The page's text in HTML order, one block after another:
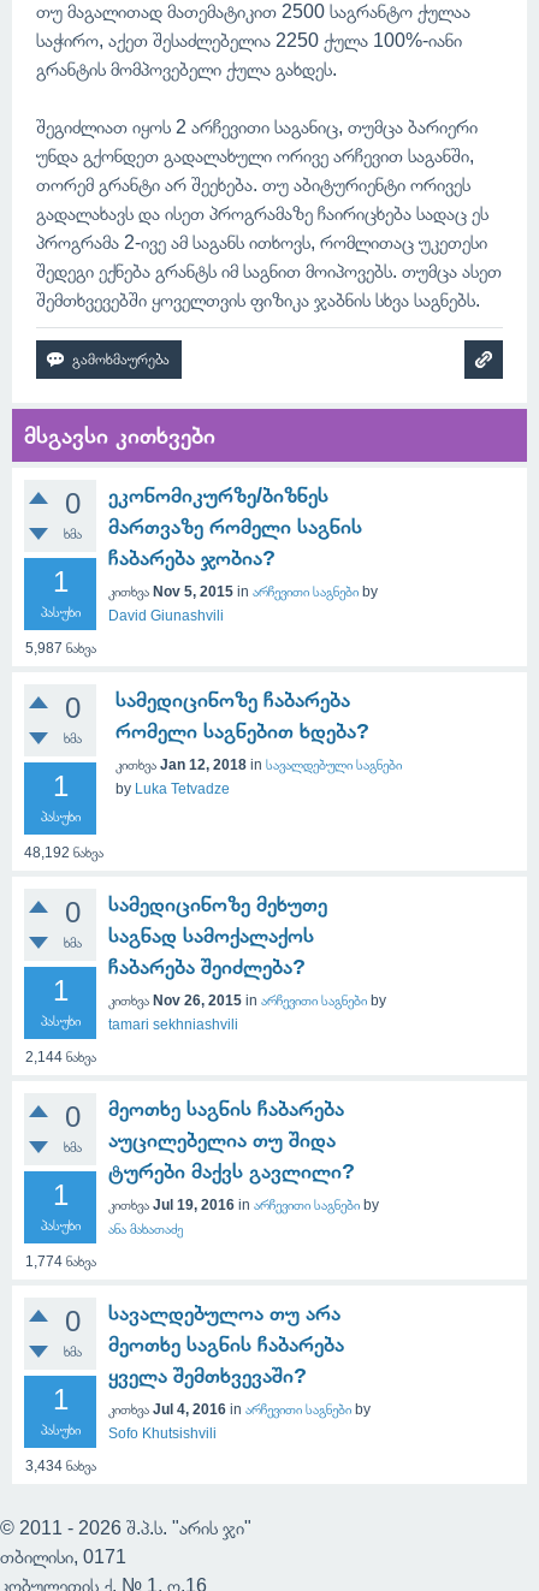
თუ მაგალითად მათემატიკით 2500 საგრანტო ქულაა
საჭირო, აქეთ შესაძლებელია 2250 ქულა 100%-იანი
გრანტის მომპოვებელი ქულა გახდეს.
შეგიძლიათ იყოს 2 არჩევითი საგანიც, თუმცა ბარიერი
უნდა გქონდეთ გადალახული ორივე არჩევით საგანში,
თორემ გრანტი არ შეეხება. თუ აბიტურიენტი ორივეს
გადალახავს და ისეთ პროგრამაზე ჩაირიცხება სადაც ეს
პროგრამა 2-ივე ამ საგანს ითხოვს, რომლითაც უკეთესი
შედეგი ექნება გრანტს იმ საგნით მოიპოვებს. თუმცა ასეთ
შემთხვევებში ყოველთვის ფიზიკა ჯაბნის სხვა საგნებს.
მსგავსი კითხვები
0
ხმა
1
პასუხი
5,987 ნახვა
ეკონომიკურზე/ბიზნეს
მართვაზე რომელი საგნის
ჩაბარება ჯობია?
კითხვა Nov 5, 2015 in არჩევითი საგნები by
David Giunashvili
0
ხმა
1
პასუხი
48,192 ნახვა
სამედიცინოზე ჩაბარება
რომელი საგნებით ხდება?
კითხვა Jan 12, 2018 in სავალდებული საგნები
by Luka Tetvadze
0
ხმა
1
პასუხი
2,144ნახვა
სამედიცინოზე მეხუთე
საგნად სამოქალაქოს
ჩაბარება შეიძლება?
კითხვა Nov 26, 2015 in არჩევითი საგნები by
tamari sekhniashvili
0
ხმა
1
პასუხი
1,774ნახვა
მეოთხე საგნის ჩაბარება
აუცილებელია თუ შიდა
ტურები მაქვს გავლილი?
კითხვა Jul 19, 2016 in არჩევითი საგნები by
ანა მახათაძე
0
ხმა
1
პასუხი
3,434ნახვა
სავალდებულოა თუ არა
მეოთხე საგნის ჩაბარება
ყველა შემთხვევაში?
კითხვა Jul 4, 2016 in არჩევითი საგნები by
Sofo Khutsishvili
© 2011 - 2026 შ.პ.ს. "არის ჯი"
თბილისი, 0171
კობულეთის ქ. № 1, ო.16